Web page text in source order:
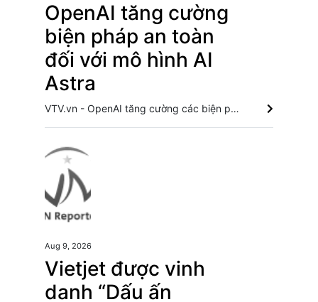
OpenAI tăng cường
biện pháp an toàn
đối với mô hình AI
Astra
VTV.vn - OpenAI tăng cường các biện pháp bảo vệ đối với mô hình AI Astra sau khi đánh giá cho thấy mô hình này có thể đạt năng lực an ninh mạng ở mức nghiêm trọng.
Aug 9, 2026
Vietjet được vinh
danh “Dấu ấn